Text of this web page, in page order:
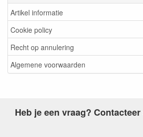
Artikel informatie
Cookie policy
Recht op annulering
Algemene voorwaarden
Heb je een vraag?